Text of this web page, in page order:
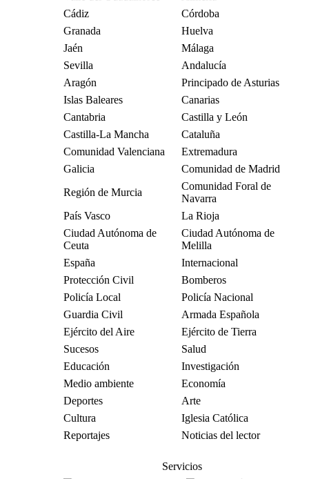
Cádiz
Córdoba
Granada
Huelva
Jaén
Málaga
Sevilla
Andalucía
Aragón
Principado de Asturias
Islas Baleares
Canarias
Cantabria
Castilla y León
Castilla-La Mancha
Cataluña
Comunidad Valenciana
Extremadura
Galicia
Comunidad de Madrid
Región de Murcia
Comunidad Foral de
Navarra
País Vasco
La Rioja
Ciudad Autónoma de
Ceuta
Ciudad Autónoma de
Melilla
España
Internacional
Protección Civil
Bomberos
Policía Local
Policía Nacional
Guardia Civil
Armada Española
Ejército del Aire
Ejército de Tierra
Sucesos
Salud
Educación
Investigación
Medio ambiente
Economía
Deportes
Arte
Cultura
Iglesia Católica
Reportajes
Noticias del lector
Servicios